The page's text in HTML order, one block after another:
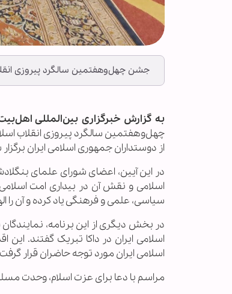
جشن چهل‌وهفتمین سالگرد پیروزی
به گزارش خبرگزاری بین‌المللی
چهل‌وهفتمین سالگرد پیروزی انقلاب
از دوستداران جمهوری اسلامی ایران
در این آیین، اعضای شورای علمای
اسلامی و نقش آن در بیداری امت
سیاسی، علمی و فرهنگی یاد کرده و آن
در بخش دیگری از این برنامه،
اسلامی ایران در داکا تبریک گفتند.
اسلامی ایران مورد توجه حاضران قرار
مراسم با دعا برای عزت اسلام، وحدت